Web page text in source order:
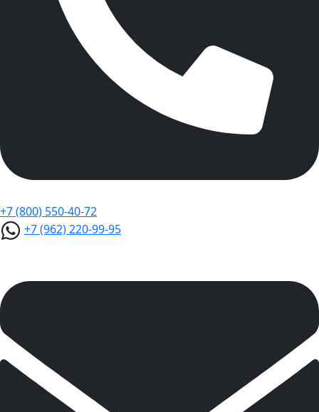
+7 (800) 550-40-72
+7 (962) 220-99-95